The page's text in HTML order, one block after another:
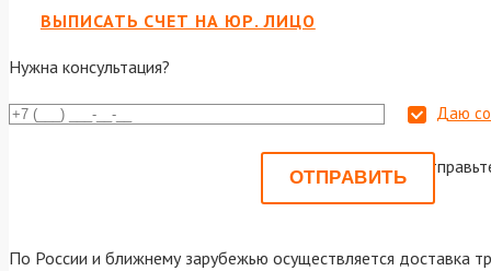
ВЫПИСАТЬ СЧЕТ НА ЮР. ЛИЦО
Нужна консультация?
Даю
Или
По России и ближнему зарубежью осуществляется доставка